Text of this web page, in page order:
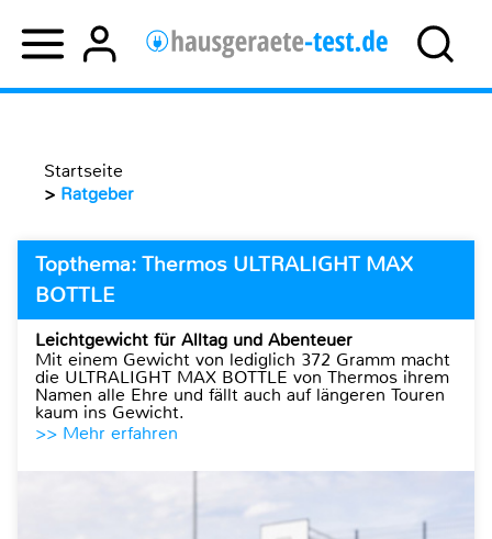
Startseite
> Ratgeber
Topthema: Thermos ULTRALIGHT MAX
BOTTLE
Leichtgewicht für Alltag und Abenteuer
Mit einem Gewicht von lediglich 372 Gramm macht
die ULTRALIGHT MAX BOTTLE von Thermos ihrem
Namen alle Ehre und fällt auch auf längeren Touren
kaum ins Gewicht.
>> Mehr erfahren